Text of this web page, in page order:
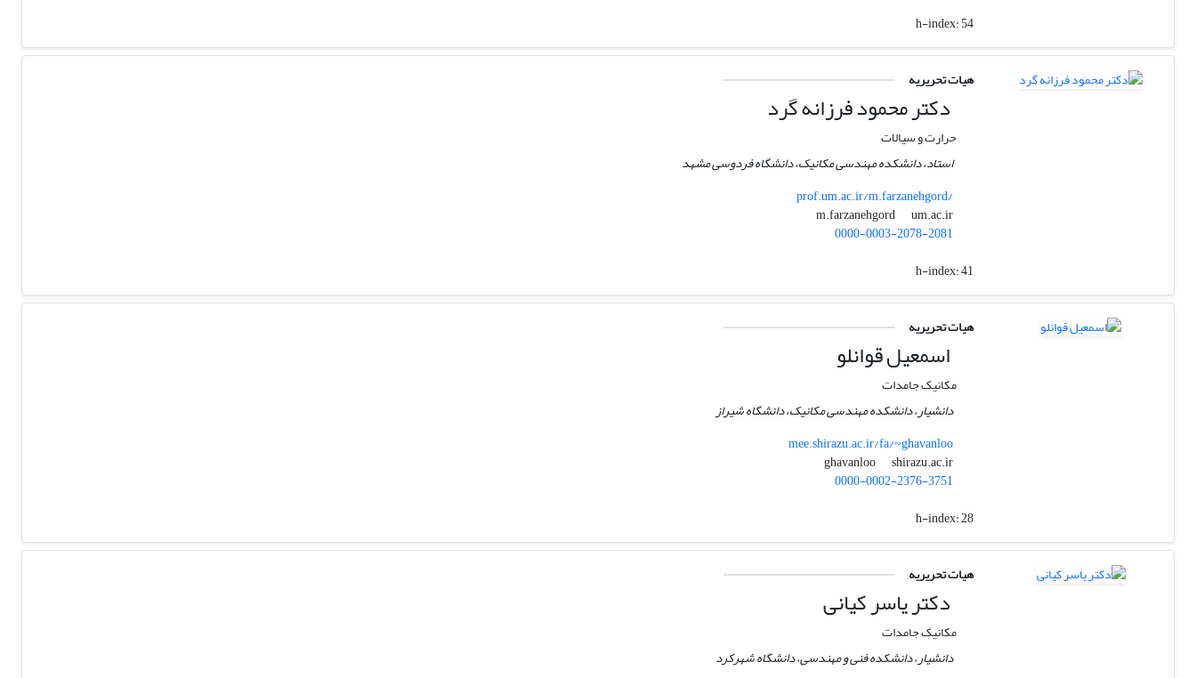
h-index:54
هیات تحریریه
دکتر محمود فرزانه‌ گرد
حرارت و سیالات
استاد، دانشکده مهندسی مکانیک، دانشگاه فردوسی مشهد
prof.um.ac.ir/m.farzanehgord/
m.farzanehgord
um.ac.ir
0000-0003-2078-2081
h-index:41
هیات تحریریه
اسمعیل قوانلو
مکانیک جامدات
دانشیار، دانشکده مهندسی مکانیک، دانشگاه شیراز
mee.shirazu.ac.ir/fa/~ghavanloo
ghavanloo
shirazu.ac.ir
0000-0002-2376-3751
h-index:28
هیات تحریریه
دکتر یاسر کیانی
مکانیک جامدات
دانشیار، دانشکده فنی و مهندسی، دانشگاه شهرکرد